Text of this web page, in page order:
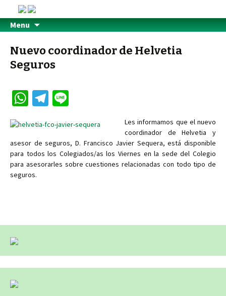
Menu
Nuevo coordinador de Helvetia
Seguros
W
at
sA
p
p
Te
gr
a
m
e
Les informamos que el nuevo
coordinador de Helvetia y
asesor de seguros, D. Francisco Javier Sequera, está disponible
para todos los Colegiados/as los Viernes en la sede del Colegio
para asesorarles sobre cuestiones relacionadas con todo tipo de
seguros.